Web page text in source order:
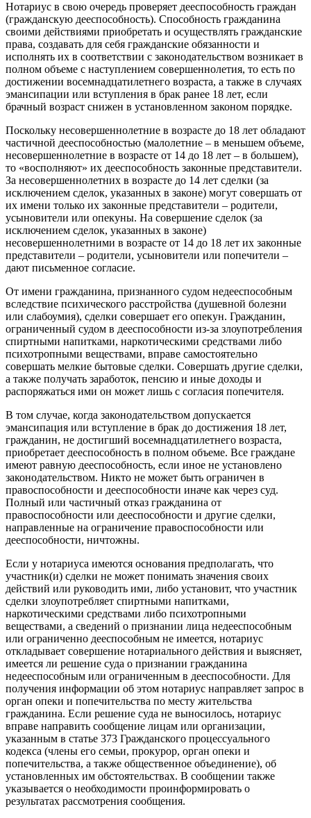
Нотариус в свою очередь проверяет дееспособность граждан
(гражданскую дееспособность). Способность гражданина
своими действиями приобретать и осуществлять гражданские
права, создавать для себя гражданские обязанности и
исполнять их в соответствии с законодательством возникает в
полном объеме с наступлением совершеннолетия, то есть по
достижении восемнадцатилетнего возраста, а также в случаях
эмансипации или вступления в брак ранее 18 лет, если
брачный возраст снижен в установленном законом порядке.
Поскольку несовершеннолетние в возрасте до 18 лет обладают
частичной дееспособностью (малолетние – в меньшем объеме,
несовершеннолетние в возрасте от 14 до 18 лет – в большем),
то «восполняют» их дееспособность законные представители.
За несовершеннолетних в возрасте до 14 лет сделки (за
исключением сделок, указанных в законе) могут совершать от
их имени только их законные представители – родители,
усыновители или опекуны. На совершение сделок (за
исключением сделок, указанных в законе)
несовершеннолетними в возрасте от 14 до 18 лет их законные
представители – родители, усыновители или попечители –
дают письменное согласие.
От имени гражданина, признанного судом недееспособным
вследствие психического расстройства (душевной болезни
или слабоумия), сделки совершает его опекун. Гражданин,
ограниченный судом в дееспособности из-за злоупотребления
спиртными напитками, наркотическими средствами либо
психотропными веществами, вправе самостоятельно
совершать мелкие бытовые сделки. Совершать другие сделки,
а также получать заработок, пенсию и иные доходы и
распоряжаться ими он может лишь с согласия попечителя.
В том случае, когда законодательством допускается
эмансипация или вступление в брак до достижения 18 лет,
гражданин, не достигший восемнадцатилетнего возраста,
приобретает дееспособность в полном объеме. Все граждане
имеют равную дееспособность, если иное не установлено
законодательством. Никто не может быть ограничен в
правоспособности и дееспособности иначе как через суд.
Полный или частичный отказ гражданина от
правоспособности или дееспособности и другие сделки,
направленные на ограничение правоспособности или
дееспособности, ничтожны.
Если у нотариуса имеются основания предполагать, что
участник(и) сделки не может понимать значения своих
действий или руководить ими, либо установит, что участник
сделки злоупотребляет спиртными напитками,
наркотическими средствами либо психотропными
веществами, а сведений о признании лица недееспособным
или ограниченно дееспособным не имеется, нотариус
откладывает совершение нотариального действия и выясняет,
имеется ли решение суда о признании гражданина
недееспособным или ограниченным в дееспособности. Для
получения информации об этом нотариус направляет запрос в
орган опеки и попечительства по месту жительства
гражданина. Если решение суда не выносилось, нотариус
вправе направить сообщение лицам или организации,
указанным в статье 373 Гражданского процессуального
кодекса (члены его семьи, прокурор, орган опеки и
попечительства, а также общественное объединение), об
установленных им обстоятельствах. В сообщении также
указывается о необходимости проинформировать о
результатах рассмотрения сообщения.